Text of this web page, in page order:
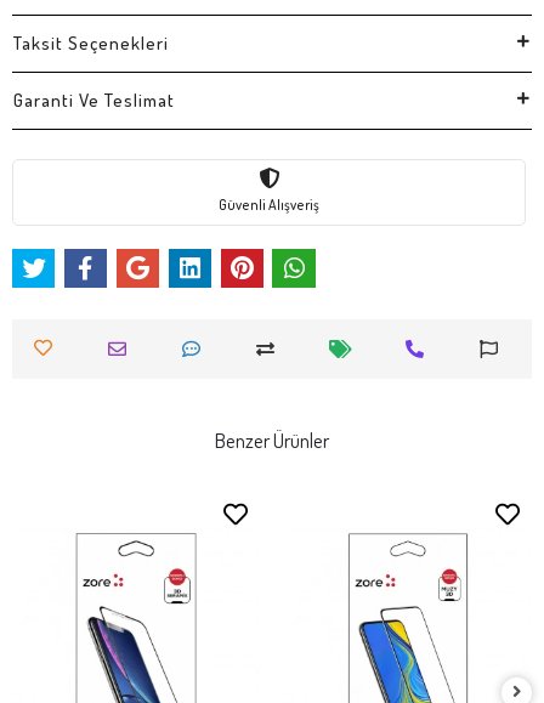
Taksit Seçenekleri
Garanti Ve Teslimat
Güvenli Alışveriş
Benzer Ürünler